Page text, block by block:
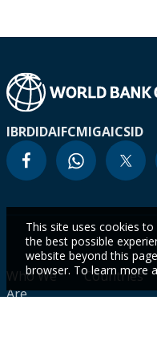
IBRDIDAIFCMIGAICSID
Who We
Are
Countries
This site uses cookies
the best possible
website beyond this
browser. To learn more